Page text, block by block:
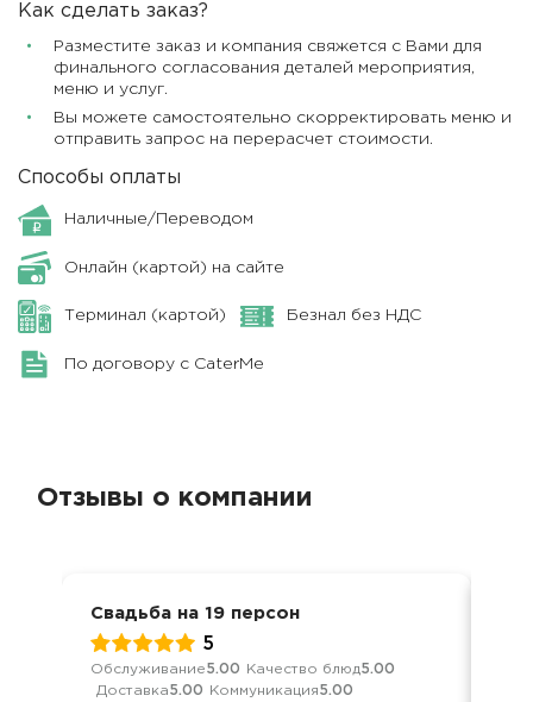
Как сделать заказ?
Разместите заказ и компания свяжется с Вами для
финального согласования деталей мероприятия,
меню и услуг.
Вы можете самостоятельно скорректировать меню и
отправить запрос на перерасчет стоимости.
Способы оплаты
Наличные/Переводом
Онлайн (картой) на сайте
Терминал (картой) Безнал без НДС
По договору с CaterMe
Отзывы о компании
Свадьба на 19 персон
5
Обслуживание5.00 Качество блюд5.00
Доставка5.00 Коммуникация5.00